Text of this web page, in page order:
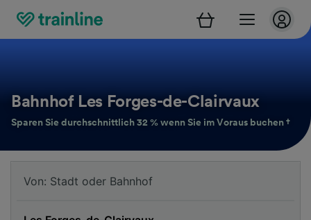
Bahnhof Les Forges-de-Clairvaux
Sparen Sie durchschnittlich 32 % wenn Sie im Voraus buchen †